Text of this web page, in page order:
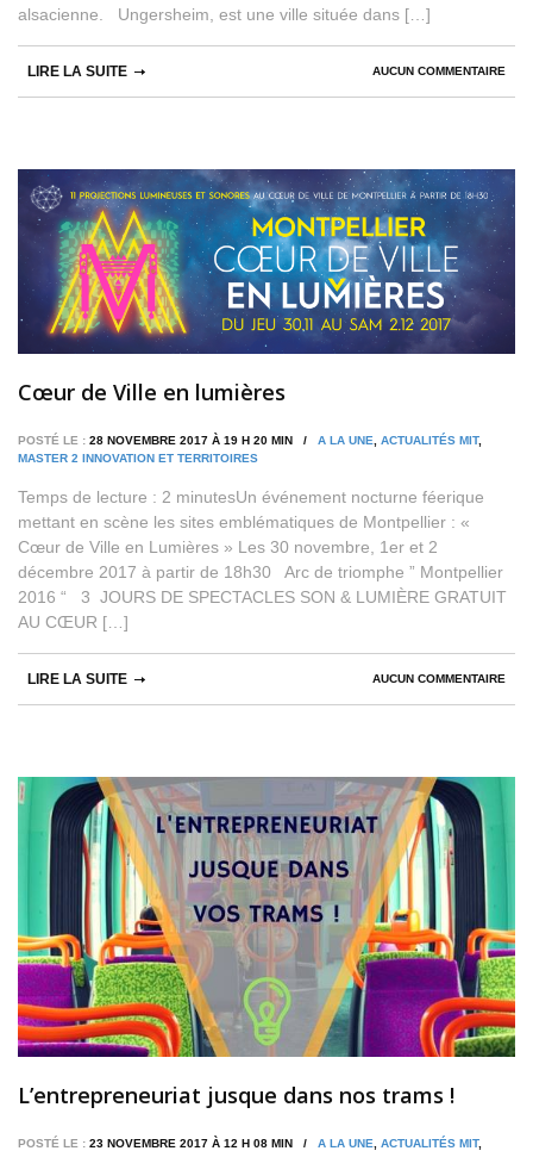
alsacienne. Ungersheim, est une ville située dans […]
AUCUN COMMENTAIRE
LIRE LA SUITE
Cœur de Ville en lumières
POSTÉ LE : 28 NOVEMBRE 2017 À 19 H 20 MIN / A LA UNE ACTUALITÉS MIT,
MASTER 2 INNOVATION ET TERRITOIRES
Temps de lecture : 2 minutesUn événement nocturne féerique
mettant en scène les sites emblématiques de Montpellier : «
Cœur de Ville en Lumières » Les 30 novembre, 1er et 2
décembre 2017 à partir de 18h30 Arc de triomphe ” Montpellier
2016 “ 3 JOURS DE SPECTACLES SON & LUMIÈRE GRATUIT
AU CŒUR […]
AUCUN COMMENTAIRE
LIRE LA SUITE
L’entrepreneuriat jusque dans nos trams !
POSTÉ LE : 23 NOVEMBRE 2017 À 12 H 08 MIN / A LA UNE ACTUALITÉS MIT,